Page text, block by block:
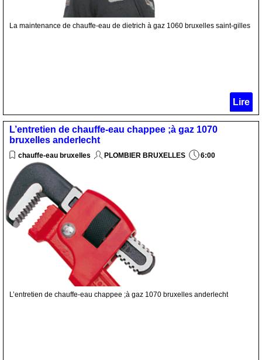
La maintenance de chauffe-eau de dietrich à gaz 1060 bruxelles saint-gilles
Lire
L’entretien de chauffe-eau chappee ;à gaz 1070
bruxelles anderlecht
chauffe-eau bruxelles PLOMBIER BRUXELLES 6:00
L’entretien de chauffe-eau chappee ;à gaz 1070 bruxelles anderlecht